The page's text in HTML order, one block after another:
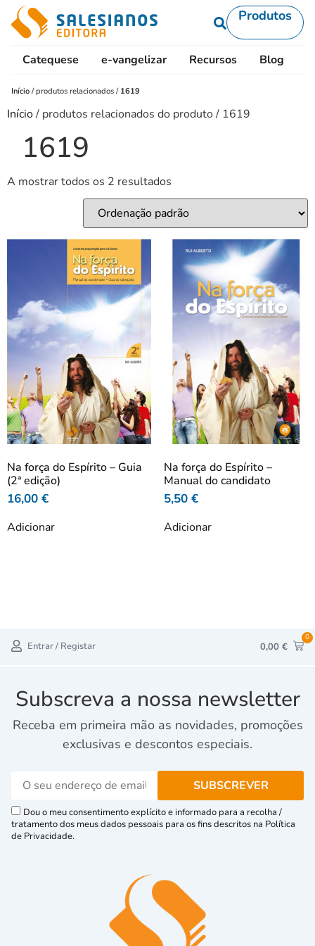
Produtos
Catequese e-vangelizar Recursos Blog
Início /produtos relacionados / 1619
Início/ produtos relacionados do produto / 1619
1619
A mostrar todos os 2 resultados
Na força do Espírito – Guia
(2ª edição)
16,00 €
Adicionar
Na força do Espírito –
Manual do candidato
5,50 €
Adicionar
Entrar / Registar 0,00 €
0
Subscreva a nossa newsletter
Receba em primeira mão as novidades, promoções
exclusivas e descontos especiais.
Dou o meu consentimento explícito e informado para a recolha /
tratamento dos meus dados pessoais para os fins descritos na Política
de Privacidade.